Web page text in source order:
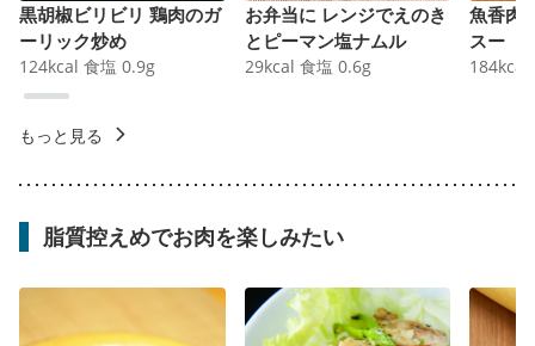
黒胡椒ビリビリ 鶏肉のガ
ーリック炒め
124kcal 食塩 0.9g
お弁当に レンジでえのき
とピーマン塩ナムル
29kcal 食塩 0.6g
魚香肉
スー
184kcal
もっと見る
脂質控えめでお肉を楽しみたい